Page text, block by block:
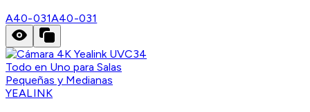
A40-031A40-031
YEALINK